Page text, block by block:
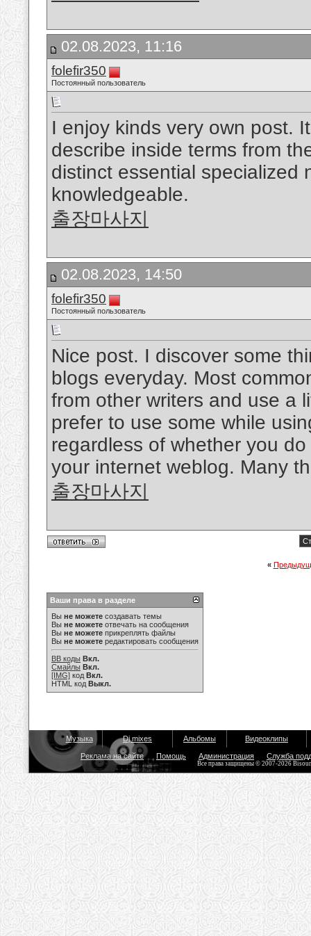
02.08.2023, 11:16
folefir350
Постоянный пользователь
I enjoy kinds very own post.
describe inside terms from
distinct essential specialized
knowledgeable.
출장마사지
02.08.2023, 14:50
folefir350
Постоянный пользователь
Nice post. I discover some
blogs everyday. Most
from other writers and use a
prefer to use some while
regardless of whether you
your internet weblog. Many
출장마사지
«
Ваши права в разделе
Вы не можете создавать темы
Вы не можете отвечать на сообщения
Вы не можете прикреплять файлы
Вы не можете редактировать сообщения
BB коды Вкл.
Смайлы Вкл.
[IMG] код Вкл.
HTML код Выкл.
Музыка Dj mixes Альбомы Видеоклипы
Реклама на сайте Помощь Администрация Служба
Все права защищены © 2007-2026